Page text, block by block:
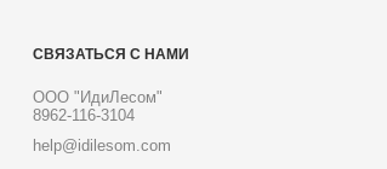
СВЯЗАТЬСЯ С НАМИ
ООО "ИдиЛесом"
8962-116-3104
help@idilesom.com